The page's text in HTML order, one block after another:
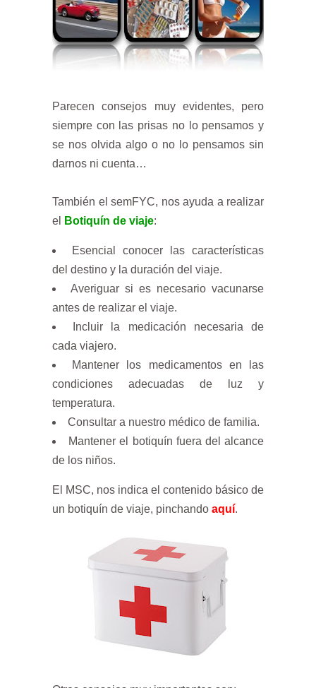
Parecen consejos muy evidentes, pero
siempre con las prisas no lo pensamos y
se nos olvida algo o no lo pensamos sin
darnos ni cuenta…
También el semFYC, nos ayuda a realizar
el
Botiquín de viaje:
Esencial conocer las características
del destino y la duración del viaje.
Averiguar si es necesario vacunarse
antes de realizar el viaje.
Incluir la medicación necesaria de
cada viajero.
Mantener los medicamentos en las
condiciones adecuadas de luz y
temperatura.
Consultar a nuestro médico de familia.
Mantener el botiquín fuera del alcance
de los niños.
El MSC, nos indica el contenido básico de
un botiquín de viaje, pinchando aquí.